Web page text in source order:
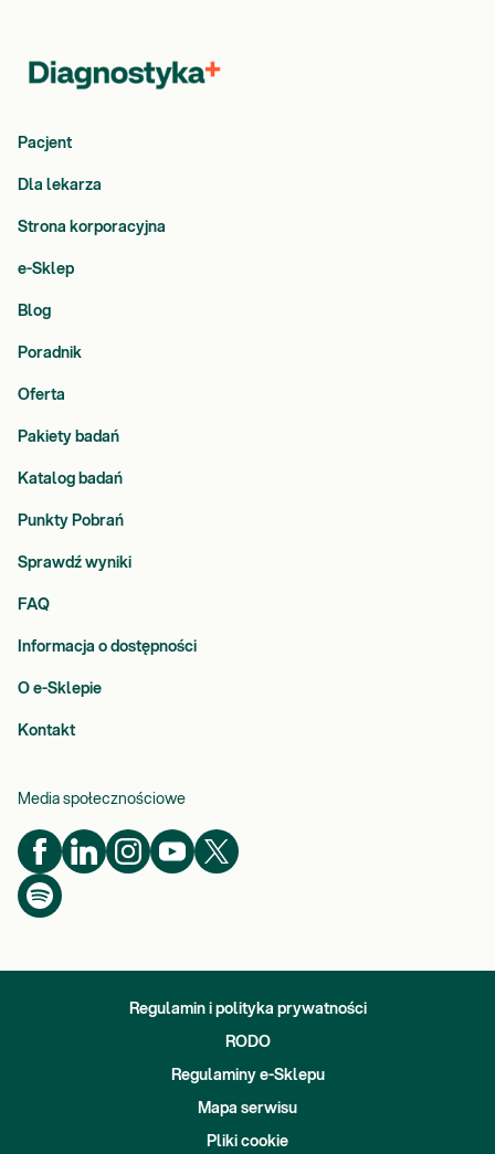
Pacjent
Dla lekarza
Strona korporacyjna
e-Sklep
Blog
Poradnik
Oferta
Pakiety badań
Katalog badań
Punkty Pobrań
Sprawdź wyniki
FAQ
Informacja o dostępności
O e-Sklepie
Kontakt
Media społecznościowe
Regulamin i polityka prywatności
RODO
Regulaminy e-Sklepu
Mapa serwisu
Pliki cookie